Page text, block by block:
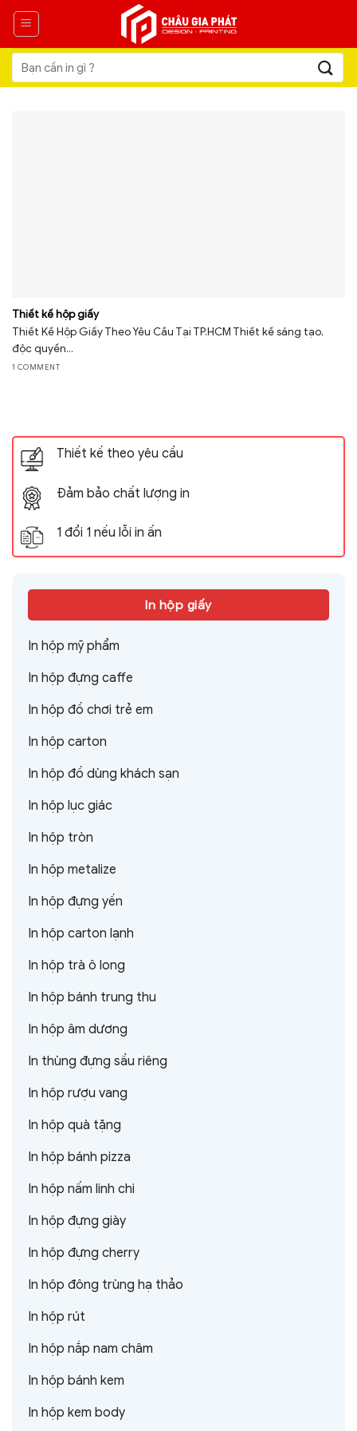
Skip
content
Tìm
kiếm:
Thiết kế hộp giấy
Thiết Kế Hộp Giấy Theo Yêu Cầu Tại TP.HCM Thiết kế sáng tạo,
độc quyền...
1 COMMENT
Thiết kế theo yêu cầu
Đảm bảo chất lượng in
1 đổi 1 nếu lỗi in ấn
In hộp giấy
In hộp mỹ phẩm
In hộp đựng caffe
In hộp đồ chơi trẻ em
In hộp carton
In hộp đồ dùng khách sạn
In hộp lục giác
In hộp tròn
In hộp metalize
In hộp đựng yến
In hộp carton lạnh
In hộp trà ô long
In hộp bánh trung thu
In hộp âm dương
In thùng đựng sầu riêng
In hộp rượu vang
In hộp quà tặng
In hộp bánh pizza
In hộp nấm linh chi
In hộp đựng giày
In hộp đựng cherry
In hộp đông trùng hạ thảo
In hộp rút
In hộp nắp nam châm
In hộp bánh kem
In hộp kem body